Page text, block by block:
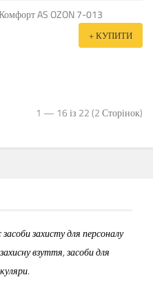
AS OZON 7-013
+ КУПИТИ
1 — 16 із 22 (2 Сторінок)
захисту для персоналу
взуття, засоби для